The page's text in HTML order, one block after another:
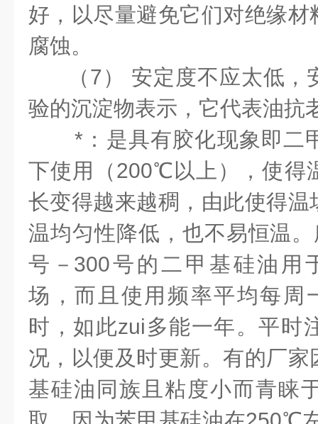
好，以尽量避免它们对绝缘
腐蚀。
（7） 安定度不应太低
验的沉淀物表示，它代表油抗
*：是具有胶化现象即二
下使用（200℃以上），使得
长变得越来越稠，由此使得
温均匀性降低，也不易恒温
号－300号的二甲基硅油用
场，而且使用频率平均每周
时，如此zui多能一年。平时
况，以便及时更新。有的厂
基硅油同族且粘度小而青睐